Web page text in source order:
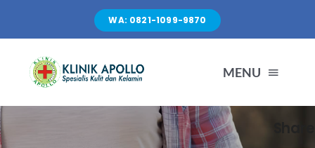
content
WA: 0821-1099-9870
MENU
TENTANG KAMI Share